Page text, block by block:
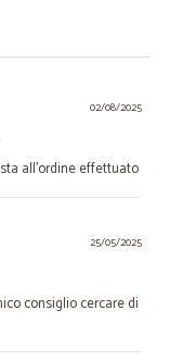
02/08/2025
all’ordine effettuato
25/05/2025
consiglio cercare di